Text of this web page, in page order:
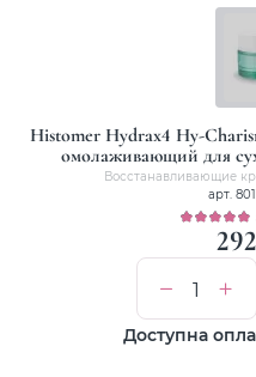
Histomer Hydrax4 Hy-
омолаживающий для
Восстанавливающие
арт.
Доступна